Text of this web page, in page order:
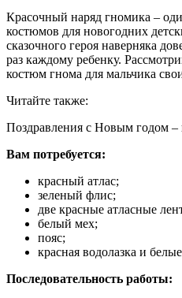
Красочный наряд гномика –
костюмов для новогодних
сказочного героя наверняка
раз каждому ребенку.
костюм гнома для мальчика
Читайте также:
Поздравления с Новым годом –
Вам потребуется:
красный атлас;
зеленый флис;
две красные атласные
белый мех;
пояс;
красная водолазка и
Последовательность работы: